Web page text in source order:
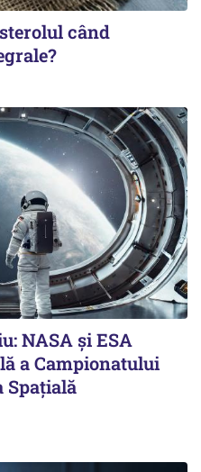
când
NASA și ESA
a Campionatului
Spaţială